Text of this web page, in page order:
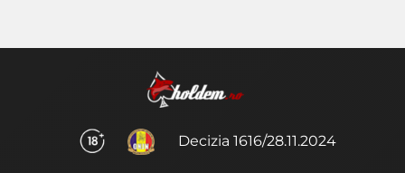
Decizia 1616/28.11.2024